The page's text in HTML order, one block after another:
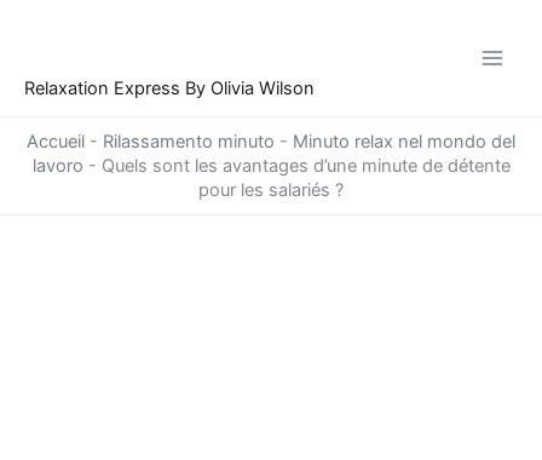
Relaxation Express By Olivia Wilson
Accueil - Rilassamento minuto - Minuto relax nel mondo del
lavoro - Quels sont les avantages d’une minute de détente
pour les salariés ?